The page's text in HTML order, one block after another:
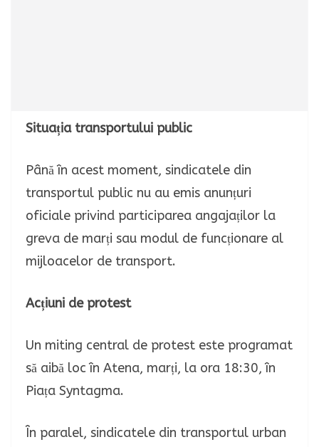
Situația transportului public
Până în acest moment, sindicatele din
transportul public nu au emis anunțuri
oficiale privind participarea angajaților la
greva de marți sau modul de funcționare al
mijloacelor de transport.
Acțiuni de protest
Un miting central de protest este programat
să aibă loc în Atena, marți, la ora 18:30, în
Piața Syntagma.
În paralel, sindicatele din transportul urban